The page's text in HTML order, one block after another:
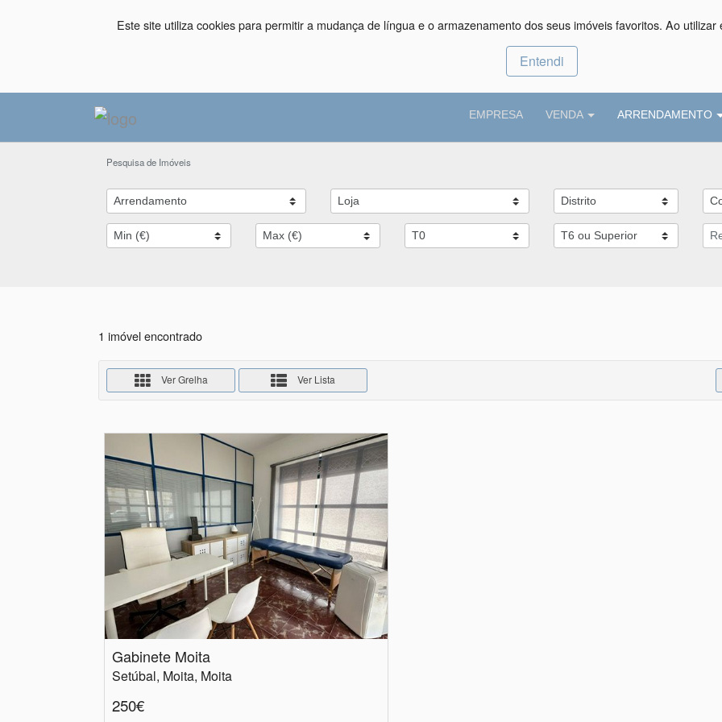
Este site utiliza cookies para permitir a mudança de língua e o armazenamento dos seus imóveis favoritos. Ao
Entendi
EMPRESA VENDA ARRENDAMENTO
Pesquisa de Imóveis
1 imóvel encontrado
Ver Grelha Ver Lista
Gabinete Moita
Setúbal, Moita, Moita
250€